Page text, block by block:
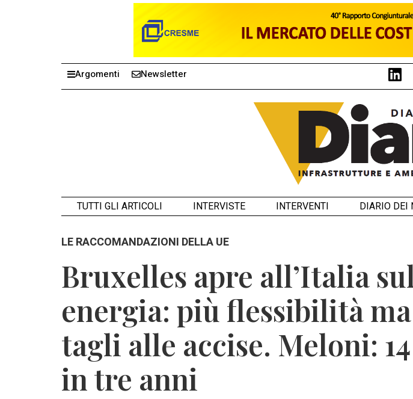
Argomenti Newsletter
TUTTI GLI ARTICOLI INTERVISTE INTERVENTI DIARIO DEI
LE RACCOMANDAZIONI DELLA UE
Bruxelles apre all’Italia
energia: più flessibilità
tagli alle accise. Meloni:
in tre anni